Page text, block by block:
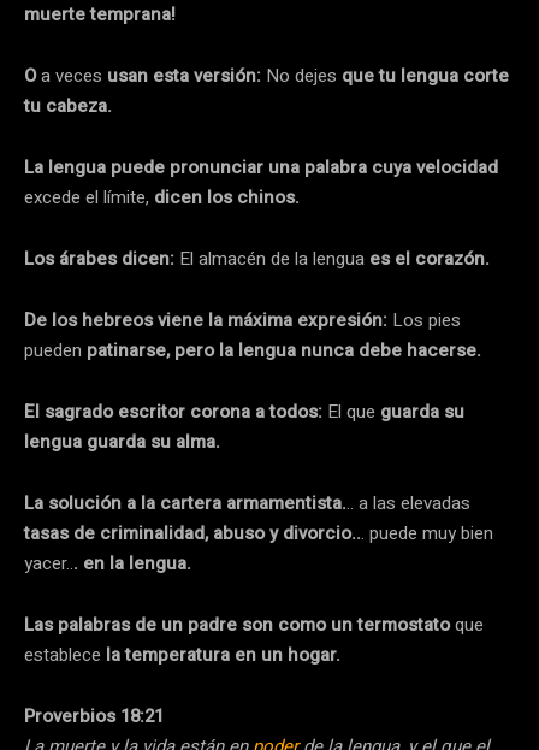
muertetemprana!
Oa veces usan esta versión: No dejes que tu lengua corte
tu cabeza.
La lengua puede pronunciar una palabra cuya velocidad
excede el límite, dicen los chinos.
Los árabes dicen: El almacén de la lengua es el corazón.
De los hebreos viene la máxima expresión: Los pies
pueden patinarse, pero la lengua nunca debe hacerse.
El sagrado escritor corona a todos: El que guarda su
lengua guarda su alma.
La solución a la cartera armamentista... a las elevadas
tasas de criminalidad, abuso y divorcio... puede muy bien
yacer... en la lengua.
Las palabras de un padre son como un termostatoque
establece la temperatura en un hogar.
Proverbios 18:21